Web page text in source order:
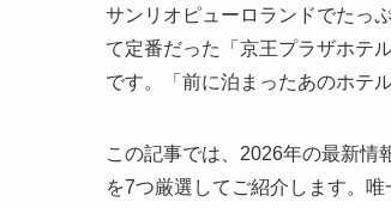
サンリオピューロランドでたっ
て定番だった「京王プラザホテ
です。「前に泊まったあのホテ
この記事では、2026年の最新情
を7つ厳選してご紹介します。